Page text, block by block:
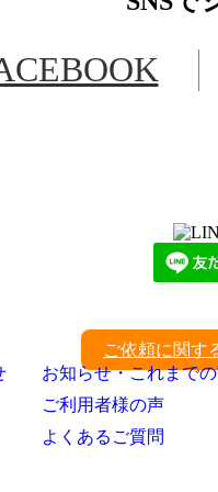
ご依頼に関す
お知らせ・これまで
ご利用者様の声
よくあるご質問